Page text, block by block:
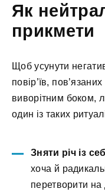
Як
прикмети
Щоб усунути
повір’їв,
виворітним боком,
один із таких
Зняти річ із
хоча й
перетворити